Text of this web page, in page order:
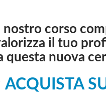
nostro corso
il tuo
questa nuova
ACQUISTA